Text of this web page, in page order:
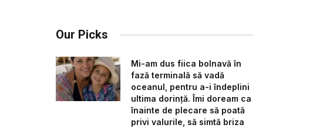
Our Picks
Mi-am dus fiica bolnavă în
fază terminală să vadă
oceanul, pentru a-i îndeplini
ultima dorință. Îmi doream ca
înainte de plecare să poată
privi valurile, să simtă briza